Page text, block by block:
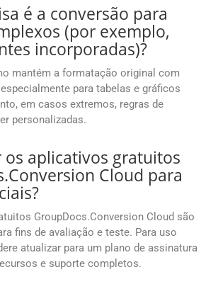
é a conversão para
(por exemplo,
incorporadas)?
mantém a formatação original com
para tabelas e gráficos
em casos extremos, regras de
personalizadas.
os aplicativos gratuitos
Cloud para
GroupDocs.Conversion Cloud são
fins de avaliação e teste. Para uso
atualizar para um plano de assinatura
e suporte completos.